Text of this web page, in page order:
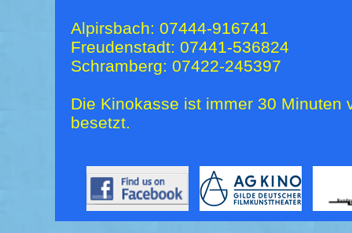
Alpirsbach: 07444-916741
Freudenstadt: 07441-536824
Schramberg: 07422-245397
Die Kinokasse ist immer 30 Minuten
besetzt.